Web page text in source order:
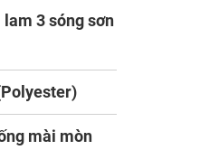
3 sóng sơn
mài mòn